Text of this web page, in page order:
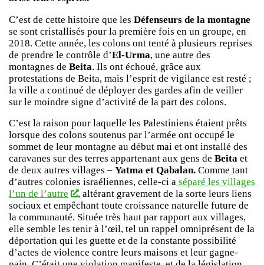
C’est de cette histoire que les Défenseurs de la montagne
se sont cristallisés pour la première fois en un groupe, en
2018. Cette année, les colons ont tenté à plusieurs reprises
de prendre le contrôle d’El-Urma, une autre des
montagnes de Beita. Ils ont échoué, grâce aux
protestations de Beita, mais l’esprit de vigilance est resté ;
la ville a continué de déployer des gardes afin de veiller
sur le moindre signe d’activité de la part des colons.
C’est la raison pour laquelle les Palestiniens étaient prêts
lorsque des colons soutenus par l’armée ont occupé le
sommet de leur montagne au début mai et ont installé des
caravanes sur des terres appartenant aux gens de Beita et
de deux autres villages – Yatma et Qabalan. Comme tant
d’autres colonies israéliennes, celle-ci a séparé les villages
l’un de l’autre
, altérant gravement de la sorte leurs liens
sociaux et empêchant toute croissance naturelle future de
la communauté. Située très haut par rapport aux villages,
elle semble les tenir à l’œil, tel un rappel omniprésent de la
déportation qui les guette et de la constante possibilité
d’actes de violence contre leurs maisons et leur gagne-